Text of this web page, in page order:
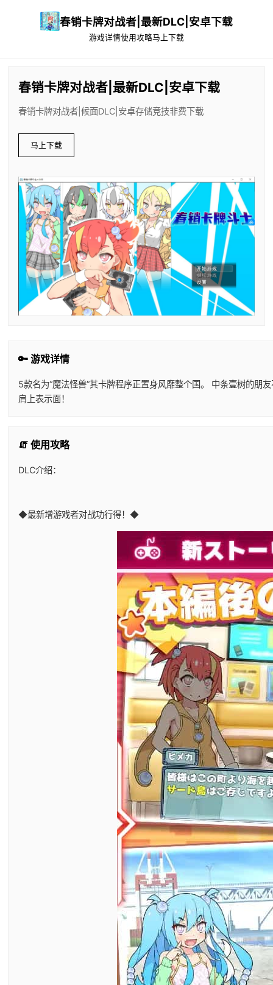
春销卡牌对战者|最新DLC|安卓下载
游戏详情使用攻略马上下载
春销卡牌对战者|最新DLC|安卓下载
春销卡牌对战者|候面DLC|安卓存储竞技非费下载
马上下载
🔑 游戏详情
5款名为“魔法怪兽”其卡牌程序正置身风靡整个国。 中条壹树的朋
肩上表示面！
🧯 使用攻略
DLC介绍：
◆最新增游戏者对战功行得！◆